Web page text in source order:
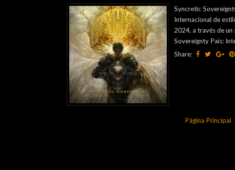
Syncretic
Internacional de
2024, a través de
Sovereignty País:
Share:
Página Principal